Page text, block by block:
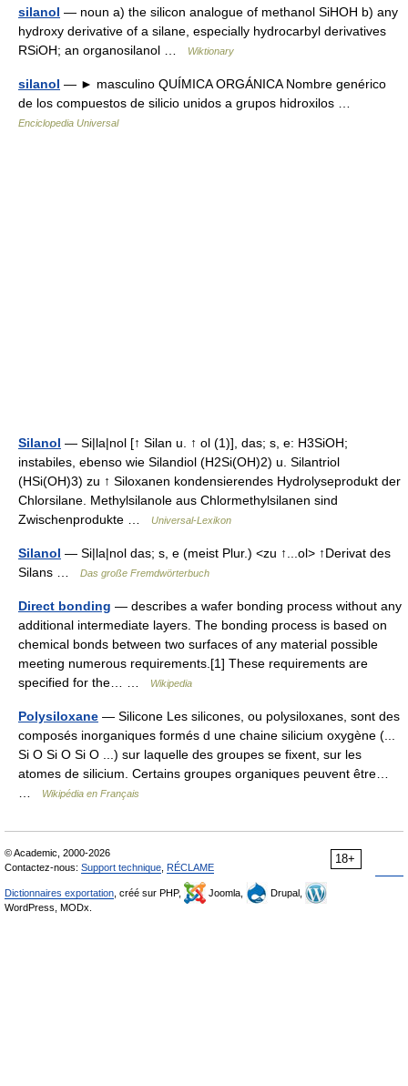
silanol — noun a) the silicon analogue of methanol SiHOH b) any
hydroxy derivative of a silane, especially hydrocarbyl derivatives
RSiOH; an organosilanol …
Wiktionary
silanol — ► masculino QUÍMICA ORGÁNICA Nombre genérico
de los compuestos de silicio unidos a grupos hidroxilos …
Enciclopedia Universal
Silanol — Si|la|nol [↑ Silan u. ↑ ol (1)], das; s, e: H3SiOH;
instabiles, ebenso wie Silandiol (H2Si(OH)2) u. Silantriol
(HSi(OH)3) zu ↑ Siloxanen kondensierendes Hydrolyseprodukt der
Chlorsilane. Methylsilanole aus Chlormethylsilanen sind
Zwischenprodukte …
Universal-Lexikon
Silanol — Si|la|nol das; s, e (meist Plur.) <zu ↑...ol> ↑Derivat des
Silans …
Das große Fremdwörterbuch
Direct bonding — describes a wafer bonding process without any
additional intermediate layers. The bonding process is based on
chemical bonds between two surfaces of any material possible
meeting numerous requirements.[1] These requirements are
specified for the… …
Wikipedia
Polysiloxane — Silicone Les silicones, ou polysiloxanes, sont des
composés inorganiques formés d une chaine silicium oxygène (...
Si O Si O Si O ...) sur laquelle des groupes se fixent, sur les
atomes de silicium. Certains groupes organiques peuvent être…
Wikipédia en Français
18+
© Academic, 2000-2026
Contactez-nous: Support technique RÉCLAME
Dictionnaires exportation , créé sur PHP, Joomla,
Drupal,
WordPress, MODx.